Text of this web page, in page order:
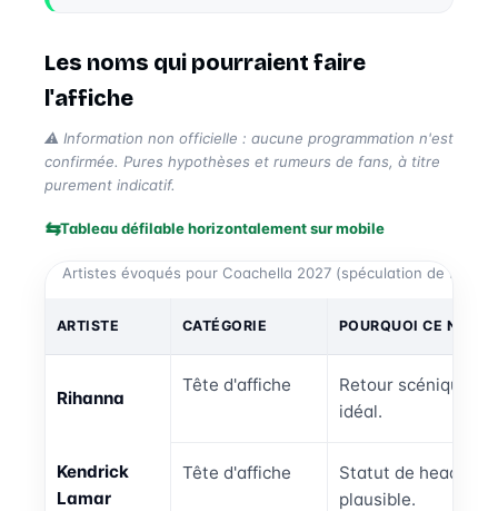
Les noms qui pourraient faire
l'affiche
⚠️ Information non officielle : aucune programmation n'est
confirmée. Pures hypothèses et rumeurs de fans, à titre
purement indicatif.
Tableau défilable horizontalement sur mobile
Artistes évoqués pour Coachella 2027 (spéculation de fans,
ARTISTE CATÉGORIE POURQUOI CE NOM
Rihanna
Tête d'affiche
Retour scénique
idéal.
Kendrick
Lamar
Tête d'affiche
Statut de
plausible.